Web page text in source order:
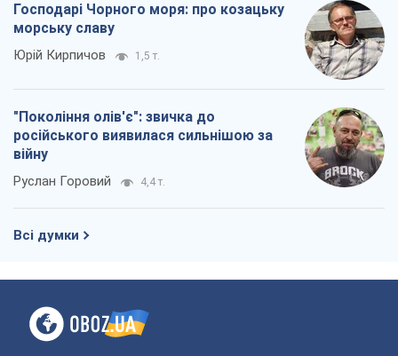
Господарі Чорного моря: про козацьку
морську славу
Юрій Кирпичов 1,5 т.
"Покоління олів'є": звичка до
російського виявилася сильнішою за
війну
Руслан Горовий 4,4 т.
Всі думки